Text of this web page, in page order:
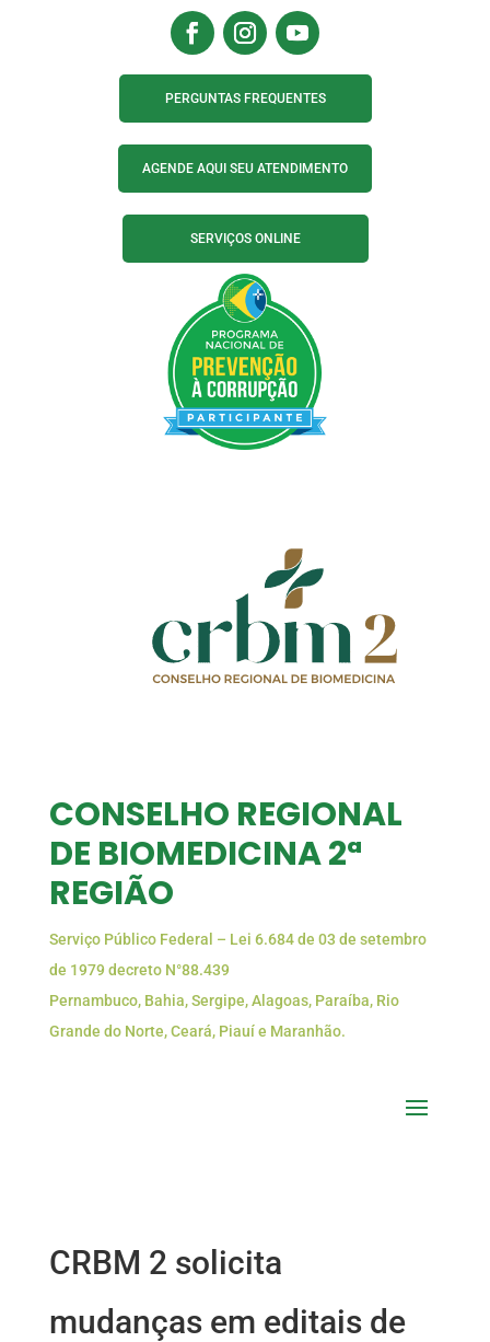
PERGUNTAS FREQUENTES
AGENDE AQUI SEU ATENDIMENTO
SERVIÇOS ONLINE
CONSELHO REGIONAL
DE BIOMEDICINA 2ª
REGIÃO
Serviço Público Federal – Lei 6.684 de 03 de setembro
de 1979 decreto N°88.439
Pernambuco, Bahia, Sergipe, Alagoas, Paraíba, Rio
Grande do Norte, Ceará, Piauí e Maranhão.
CRBM 2 solicita
mudanças em editais de